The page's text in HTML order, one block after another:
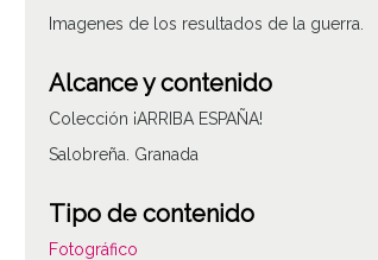
Imagenes de los resultados de la guerra.
Alcance y contenido
Colección ¡ARRIBA ESPAÑA!
Salobreña. Granada
Tipo de contenido
Fotográfico